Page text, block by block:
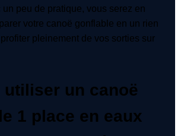
un peu de pratique, vous serez en
votre canoë gonflable en un rien
pleinement de vos sorties sur
utiliser un canoë
1 place en eaux